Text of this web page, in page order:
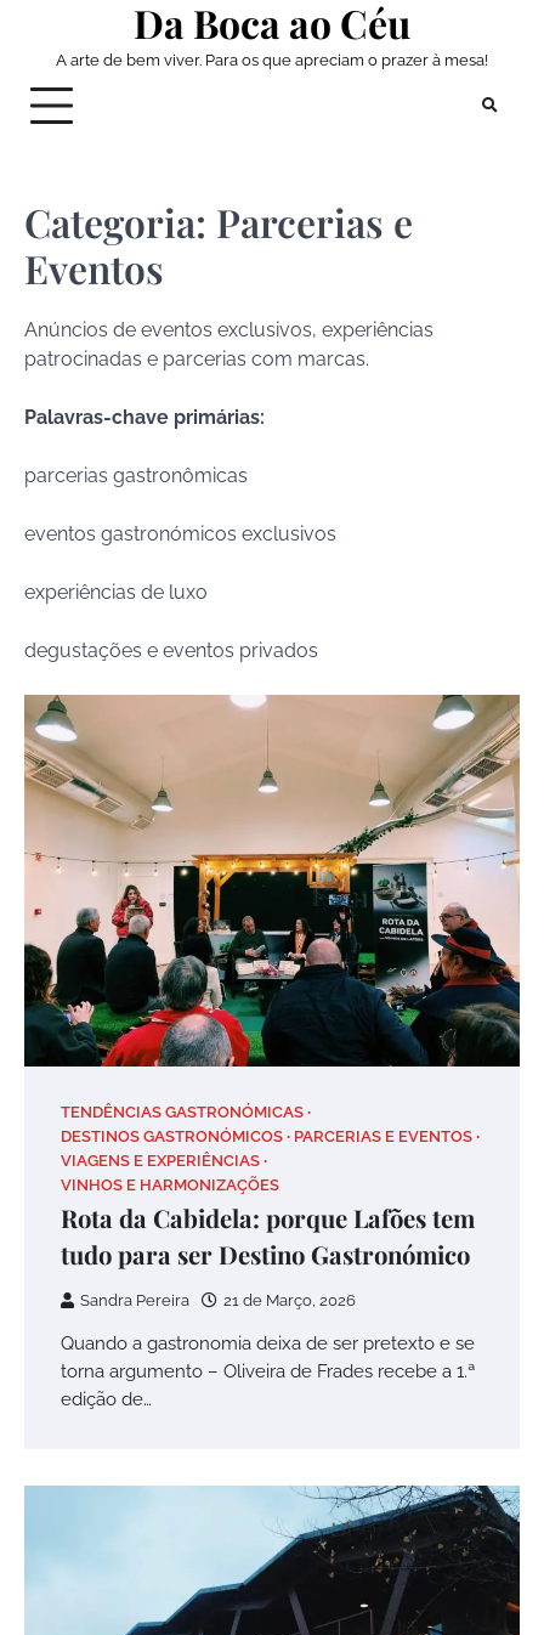
content
Da Boca ao Céu
A arte de bem viver. Para os que apreciam o prazer à mesa!
Categoria: Parcerias e
Eventos
Anúncios de eventos exclusivos, experiências
patrocinadas e parcerias com marcas.
Palavras-chave primárias:
parcerias gastronômicas
eventos gastronómicos exclusivos
experiências de luxo
degustações e eventos privados
TENDÊNCIAS GASTRONÓMICAS
DESTINOS GASTRONÓMICOS
PARCERIAS E EVENTOS
VIAGENS E EXPERIÊNCIAS
VINHOS E HARMONIZAÇÕES
Rota da Cabidela: porque Lafões tem
tudo para ser Destino Gastronómico
Sandra Pereira 21 de Março, 2026
Quando a gastronomia deixa de ser pretexto e se
torna argumento – Oliveira de Frades recebe a 1.ª
edição de…